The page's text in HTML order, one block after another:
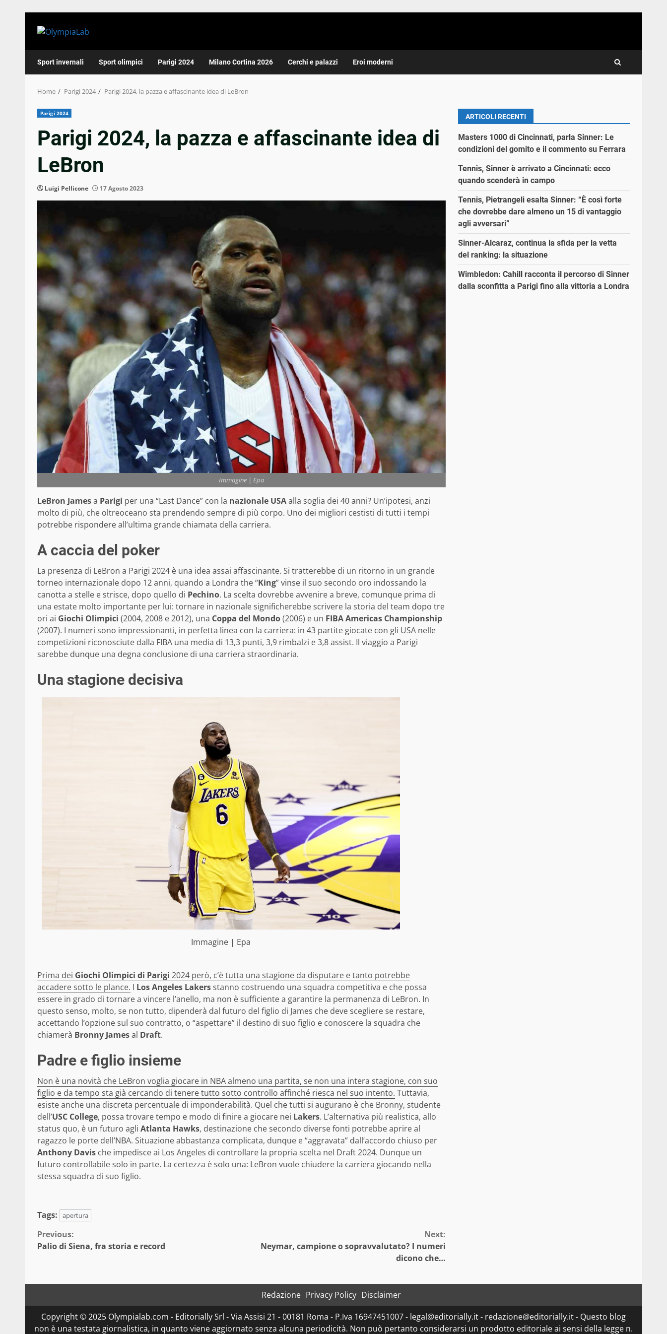
Sport invernali Sport olimpici Parigi 2024 Milano Cortina 2026 Cerchi e palazzi Eroi moderni
Home Parigi 2024 Parigi 2024, la pazza e affascinante idea di LeBron
Parigi 2024
Parigi 2024, la pazza e affascinante idea di
LeBron
Luigi Pellicone 17 Agosto 2023
Immagine | Epa
LeBron Jamesa Parigi per una “Last Dance” con la nazionale USAalla soglia dei 40 anni? Un’ipotesi, anzi
molto di più, che oltreoceano sta prendendo sempre di più corpo. Uno dei migliori cestisti di tutti i tempi
potrebbe rispondere all’ultima grande chiamata della carriera.
A caccia del poker
La presenza di LeBron a Parigi 2024 è una idea assai affascinante. Si tratterebbe di un ritorno in un grande
torneo internazionale dopo 12 anni, quando a Londra the “King” vinse il suo secondo oro indossando la
canotta a stelle e strisce, dopo quello di Pechino. La scelta dovrebbe avvenire a breve, comunque prima di
una estate molto importante per lui: tornare in nazionale significherebbe scrivere la storia del team dopo tre
ori ai Giochi Olimpici (2004, 2008 e 2012), una Coppa del Mondo(2006) e un FIBA Americas Championship
(2007). I numeri sono impressionanti, in perfetta linea con la carriera: in 43 partite giocate con gli USA nelle
competizioni riconosciute dalla FIBA una media di 13,3 punti, 3,9 rimbalzi e 3,8 assist. Il viaggio a Parigi
sarebbe dunque una degna conclusione di una carriera straordinaria.
Una stagione decisiva
Immagine | Epa
Prima dei Giochi Olimpici di Parigi 2024 però, c’è tutta una stagione da disputare e tanto potrebbe
accadere sotto le plance. I Los Angeles Lakersstanno costruendo una squadra competitiva e che possa
essere in grado di tornare a vincere l’anello, ma non è sufficiente a garantire la permanenza di LeBron. In
questo senso, molto, se non tutto, dipenderà dal futuro del figlio di James che deve scegliere se restare,
accettando l’opzione sul suo contratto, o “aspettare” il destino di suo figlio e conoscere la squadra che
chiamerà Bronny Jamesal Draft.
Padre e figlio insieme
Non è una novità che LeBron voglia giocare in NBA almeno una partita, se non una intera stagione, con suo
figlio e da tempo sta già cercando di tenere tutto sotto controllo affinché riesca nel suo intento. Tuttavia,
esiste anche una discreta percentuale di imponderabilità. Quel che tutti si augurano è che Bronny, studente
dell’USC College, possa trovare tempo e modo di finire a giocare nei Lakers. L’alternativa più realistica, allo
status quo, è un futuro agli Atlanta Hawks, destinazione che secondo diverse fonti potrebbe aprire al
ragazzo le porte dell’NBA. Situazione abbastanza complicata, dunque e “aggravata” dall’accordo chiuso per
Anthony Davis che impedisce ai Los Angeles di controllare la propria scelta nel Draft 2024. Dunque un
futuro controllabile solo in parte. La certezza è solo una: LeBron vuole chiudere la carriera giocando nella
stessa squadra di suo figlio.
Tags: apertura
Continue
Previous:
Palio di Siena, fra storia e record
Next:
Neymar, campione o sopravvalutato? I numeri
dicono che…
ARTICOLI RECENTI
Masters 1000 di Cincinnati, parla Sinner: Le
condizioni del gomito e il commento su Ferrara
Tennis, Sinner è arrivato a Cincinnati: ecco
quando scenderà in campo
Tennis, Pietrangeli esalta Sinner: “È così forte
che dovrebbe dare almeno un 15 di vantaggio
agli avversari”
Sinner-Alcaraz, continua la sfida per la vetta
del ranking: la situazione
Wimbledon: Cahill racconta il percorso di Sinner
dalla sconfitta a Parigi fino alla vittoria a Londra
Redazione Privacy Policy Disclaimer
Copyright © 2025 Olympialab.com - Editorially Srl - Via Assisi 21 - 00181 Roma - P.Iva 16947451007 - legal@editorially.it - redazione@editorially.it - Questo blog
non è una testata giornalistica, in quanto viene aggiornato senza alcuna periodicità. Non può pertanto considerarsi un prodotto editoriale ai sensi della legge n.